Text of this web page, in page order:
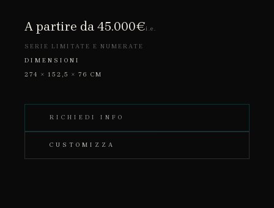
A partire da 45.000€i.e.
SERIE LIMITATE E NUMERATE
DIMENSIONI
274 × 152,5 × 76 CM
RICHIEDI INFO
CUSTOMIZZA